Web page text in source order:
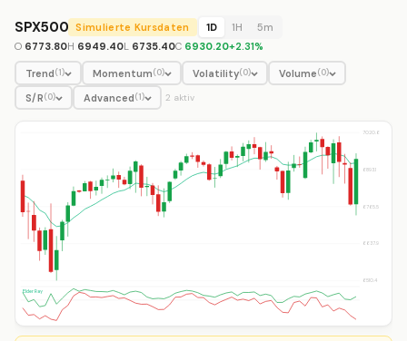
SPX500 Simulierte Kursdaten 1D 1H
5m
O 6773.80H 6949.40L 6735.40C 6930.20+2.31%
Trend(1) Momentum(0) Volatility(0) Volume(0)
S/R(0) Advanced(1) 2 aktiv
7020.6
6893.1
6765.5
6637.9
6510.4
Elder Ray